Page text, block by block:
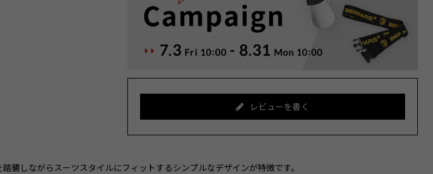
レビューを書く
襲しながらスーツスタイルにフィットするシンプルなデザインが特徴です。